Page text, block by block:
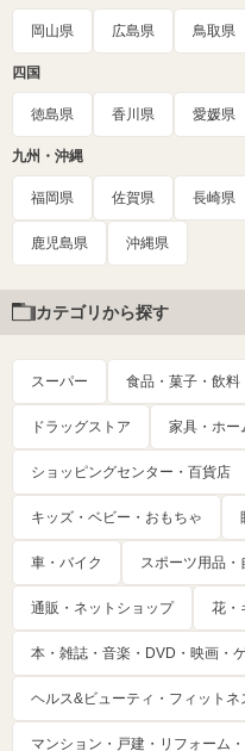
岡山県 広島県 鳥取県
四国
徳島県 香川県 愛媛県
九州・沖縄
福岡県 佐賀県 長崎県
鹿児島県 沖縄県
カテゴリから探す
スーパー 食品・菓子・飲料
ドラッグストア 家具・ホー
ショッピングセンター・百貨店
キッズ・ベビー・おもちゃ
車・バイク スポーツ用品・
通販・ネットショップ 花・
本・雑誌・音楽・DVD・映画・
ヘルス&ビューティ・フィットネ
マンション・戸建・リフォーム